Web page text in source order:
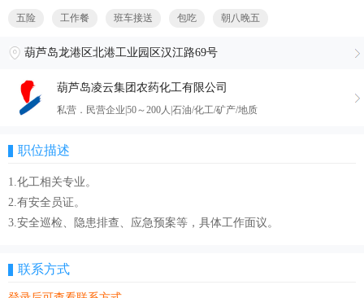
五险 工作餐 班车接送 包吃 朝八晚五
葫芦岛龙港区北港工业园区汉江路69号
葫芦岛凌云集团农药化工有限公司
私营．民营企业|50～200人|石油/化工/矿产/地质
职位描述
1.化工相关专业。
2.有安全员证。
3.安全巡检、隐患排查、应急预案等，具体工作面议。
联系方式